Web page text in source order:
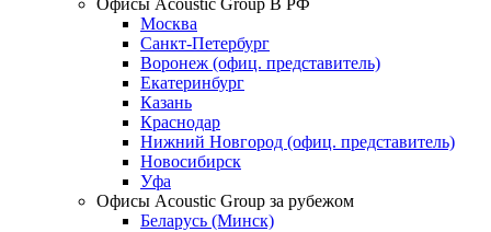
Офисы Acoustic Group В РФ
Москва
Санкт-Петербург
Воронеж (офиц. представитель)
Екатеринбург
Казань
Краснодар
Нижний Новгород (офиц. представитель)
Новосибирск
Уфа
Офисы Acoustic Group за рубежом
Беларусь (Минск)